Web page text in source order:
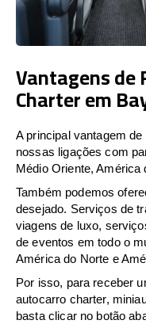
Vantagens de
Charter em
A principal vantagem
nossas ligações com
Médio Oriente, América
Também podemos
desejado. Serviços de
viagens de luxo,
de eventos em todo o
América do Norte e
Por isso, para receber
autocarro charter,
basta clicar no botão